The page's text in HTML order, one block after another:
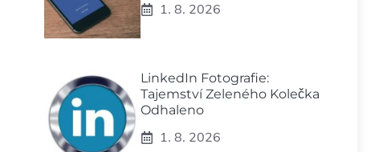
1. 8. 2026
LinkedIn Fotografie:
Tajemství Zeleného Kolečka
Odhaleno
1. 8. 2026